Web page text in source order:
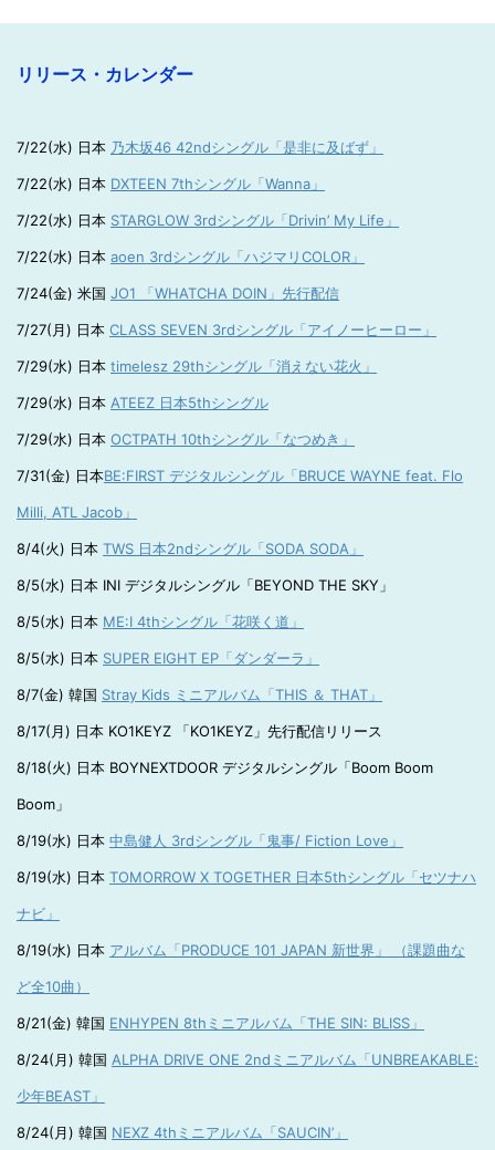
リリース・カレンダー
7/22(水) 日本 乃木坂46 42ndシングル「是非に及ばず」
7/22(水) 日本 DXTEEN 7thシングル「Wanna」
7/22(水) 日本 STARGLOW 3rdシングル「Drivin’ My Life」
7/22(水) 日本 aoen 3rdシングル「ハジマリCOLOR」
7/24(金) 米国 JO1 「WHATCHA DOIN」先行配信
7/27(月) 日本 CLASS SEVEN 3rdシングル「アイノーヒーロー」
7/29(水) 日本 timelesz 29thシングル「消えない花火」
7/29(水) 日本 ATEEZ 日本5thシングル
7/29(水) 日本 OCTPATH 10thシングル「なつめき」
7/31(金) 日本BE:FIRST デジタルシングル「BRUCE WAYNE feat. Flo
Milli, ATL Jacob」
8/4(火) 日本 TWS 日本2ndシングル「SODA SODA」
8/5(水) 日本 INI デジタルシングル「BEYOND THE SKY」
8/5(水) 日本 ME:I 4thシングル「花咲く道」
8/5(水) 日本 SUPER EIGHT EP「ダンダーラ」
8/7(金) 韓国 Stray Kids ミニアルバム「THIS ＆ THAT」
8/17(月) 日本 KO1KEYZ 「KO1KEYZ」先行配信リリース
8/18(火) 日本 BOYNEXTDOOR デジタルシングル「Boom Boom
Boom」
8/19(水) 日本 中島健人 3rdシングル「鬼事/ Fiction Love」
8/19(水) 日本 TOMORROW X TOGETHER 日本5thシングル「セツナハ
ナビ」
8/19(水) 日本 アルバム「PRODUCE 101 JAPAN 新世界」 （課題曲な
ど全10曲）
8/21(金) 韓国 ENHYPEN 8thミニアルバム「THE SIN: BLISS」
8/24(月) 韓国 ALPHA DRIVE ONE 2ndミニアルバム「UNBREAKABLE:
少年BEAST」
8/24(月) 韓国 NEXZ 4thミニアルバム「SAUCIN’」